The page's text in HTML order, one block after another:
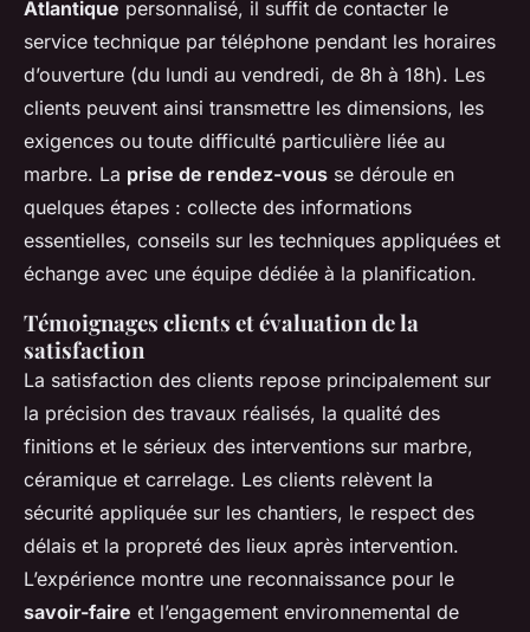
Atlantique personnalisé, il suffit de contacter le
service technique par téléphone pendant les horaires
d’ouverture (du lundi au vendredi, de 8h à 18h). Les
clients peuvent ainsi transmettre les dimensions, les
exigences ou toute difficulté particulière liée au
marbre. La prise de rendez-vous se déroule en
quelques étapes : collecte des informations
essentielles, conseils sur les techniques appliquées et
échange avec une équipe dédiée à la planification.
Témoignages clients et évaluation de la
satisfaction
La satisfaction des clients repose principalement sur
la précision des travaux réalisés, la qualité des
finitions et le sérieux des interventions sur marbre,
céramique et carrelage. Les clients relèvent la
sécurité appliquée sur les chantiers, le respect des
délais et la propreté des lieux après intervention.
L’expérience montre une reconnaissance pour le
savoir-faire et l’engagement environnemental de